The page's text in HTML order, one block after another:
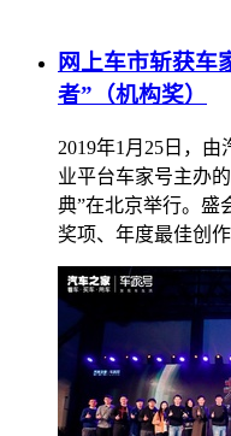
网上车市斩获车
者”（机构奖）
2019年1月25日，
业平台车家号主办
典”在北京举行。盛
奖项、年度最佳创